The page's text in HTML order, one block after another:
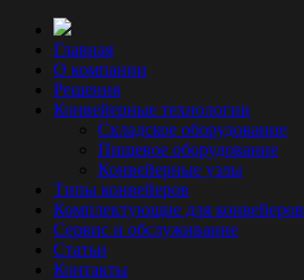
Главная
О компании
Решения
Конвейерные технологии
Складское оборудование
Пищевое оборудование
Конвейерные узлы
Типы конвейеров
Комплектующие для конвейеров
Сервис и обслуживание
Статьи
Контакты